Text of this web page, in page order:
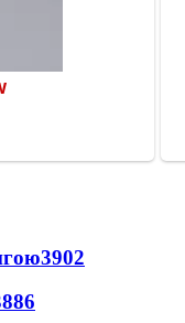
3902